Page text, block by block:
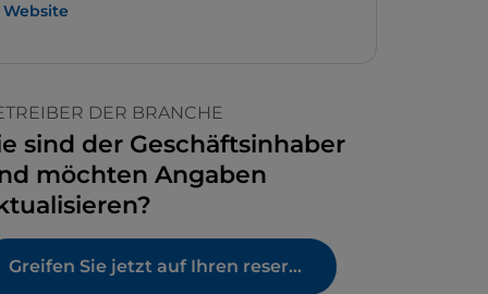
Website
DER BRANCHE
sind der Geschäftsinhaber
möchten Angaben
Greifen Sie jetzt auf Ihren reservierten Bereich zu